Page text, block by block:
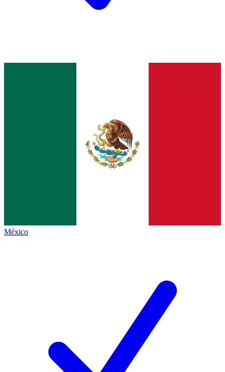
México